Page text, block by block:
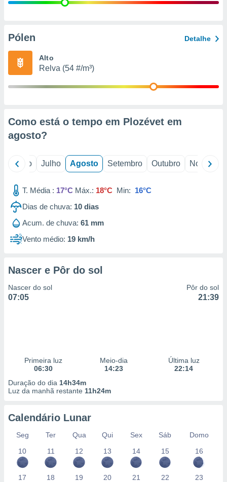
e
de
Pólen Detalhe
Alto
Relva (54 #/m³)
Como está o tempo em Plozévet em
agosto?
Junho Julho Agosto Setembro Outubro Novembro
T. Média : 17°C Máx.: 18°C Min: 16°C
Dias de chuva: 10 dias
Acum. de chuva: 61 mm
Vento médio: 19 km/h
Nascer e Pôr do sol
Nascer do sol
07:05
Pôr do sol
21:39
Primeira luz
06:30
Meio-dia
14:23
Última luz
22:14
Duração do dia 14h34m
Luz da manhã restante 11h24m
Calendário Lunar
Seg Ter Qua Qui Sex Sáb
Domo
10
11 12 13 14 15 16
17 18 19 20 21 22 23